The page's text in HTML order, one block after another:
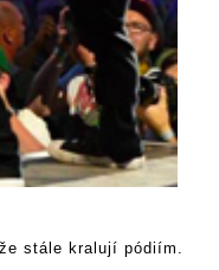
stále kralují pódiím.